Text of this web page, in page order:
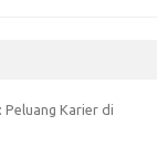
Peluang Karier di